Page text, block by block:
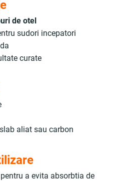
de otel
sudori incepatori
curate
aliat sau carbon
a evita absorbtia de